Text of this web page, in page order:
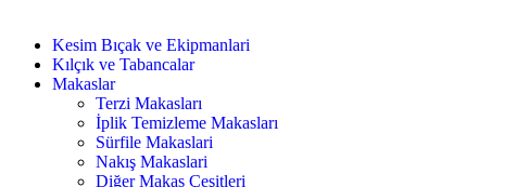
Kesim Bıçak ve Ekipmanlari
Kılçık ve Tabancalar
Makaslar
Terzi Makasları
İplik Temizleme Makasları
Sürfile Makaslari
Nakış Makaslari
Diğer Makas Çeşitleri